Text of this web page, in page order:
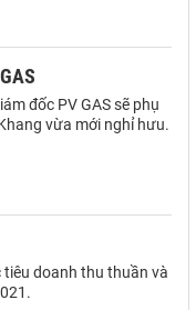
đốc PV GAS sẽ phụ
vừa mới nghỉ hưu.
tiêu doanh thu thuần và